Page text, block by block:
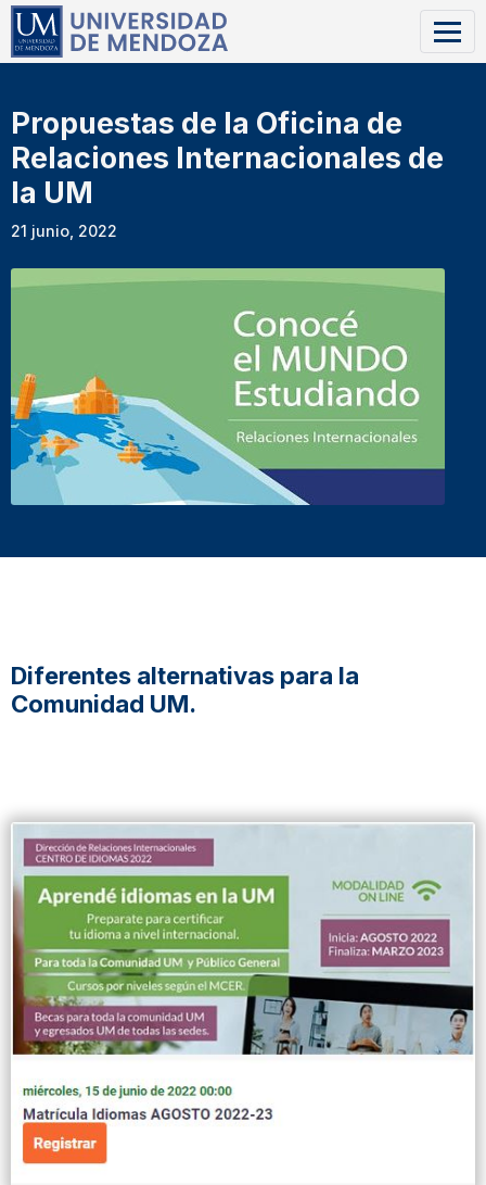
Propuestas de la Oficina de
Relaciones Internacionales de
la UM
21 junio, 2022
Diferentes alternativas para la
Comunidad UM.